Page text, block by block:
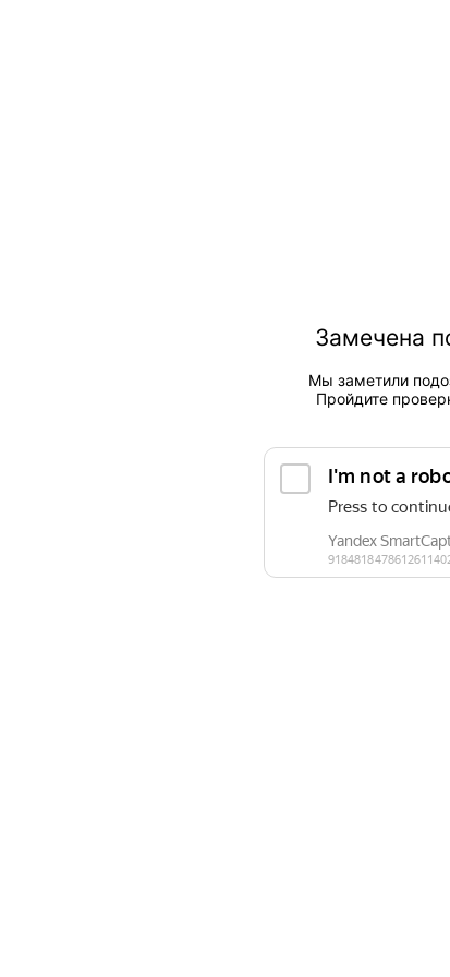
Замечена
Мы заметили
Пройдите